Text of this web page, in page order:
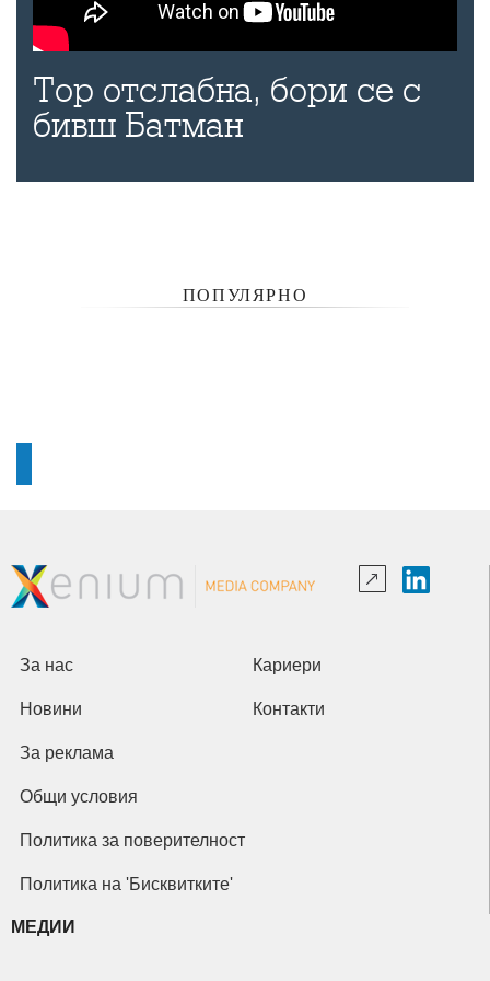
Тор отслабна, бори се с
бивш Батман
ПОПУЛЯРНО
За нас Кариери
Новини Контакти
За реклама
Общи условия
Политика за поверителност
Политика на 'Бисквитките'
МЕДИИ